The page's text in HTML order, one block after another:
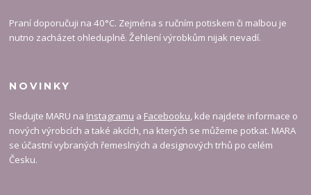
Praní doporučuji na 40°C. Zejména s ručním potiskem či malbou je
nutno zacházet ohleduplně. Žehlení výrobkům nijak nevadí.
NOVINKY
Sledujte MARU na Instagramu a Facebooku, kde najdete informace o
nových výrobcích a také akcích, na kterých se můžeme potkat. MARA
se účastní vybraných řemeslných a designových trhů po celém
Česku.